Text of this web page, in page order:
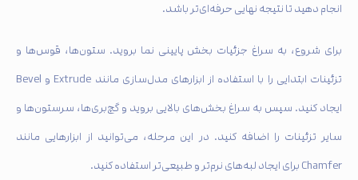
انجام دهید تا نتیجه نهایی حرفه‌ای‌تر باشد.
برای شروع، به سراغ جزئیات بخش پایینی نما بروید. ستون‌ها، قوس‌ها و
تزئینات ابتدایی را با استفاده از ابزارهای مدل‌سازی مانند Extrude و Bevel
ایجاد کنید. سپس به سراغ بخش‌های بالایی بروید و گچ‌بری‌ها، سرستون‌ها و
سایر تزئینات را اضافه کنید. در این مرحله، می‌توانید از ابزارهایی مانند
Chamfer برای ایجاد لبه‌های نرم‌تر و طبیعی‌تر استفاده کنید.